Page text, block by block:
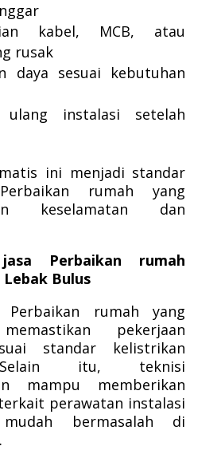
kabel, MCB, atau
rusak
daya sesuai kebutuhan
ulang instalasi setelah
ini menjadi standar
rumah yang
keselamatan dan
Perbaikan rumah
Bulus
Perbaikan rumah yang
pekerjaan
standar kelistrikan
itu, teknisi
mampu memberikan
perawatan instalasi
bermasalah di